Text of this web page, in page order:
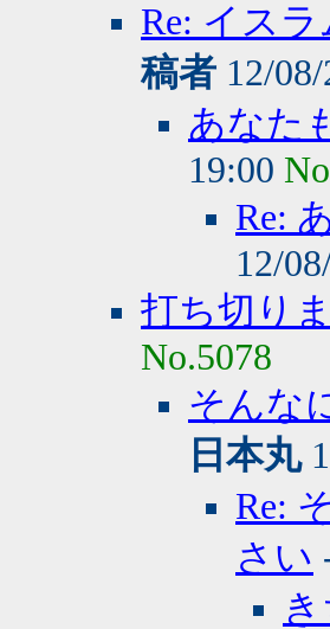
Re: イス
稿者 12/
あなた
19:00
Re:
12/
打ち切り
No.5078
そんな
日本丸
Re:
さい